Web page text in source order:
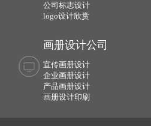
公司标志设计
logo设计欣赏
画册设计公司
宣传画册设计
企业画册设计
产品画册设计
画册设计印刷